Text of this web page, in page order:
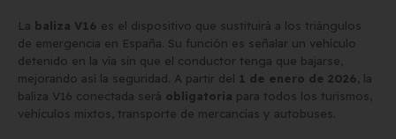
La baliza V16 es el dispositivo que sustituirá a los triángulos
de emergencia en España. Su función es señalar un vehículo
detenido en la vía sin que el conductor tenga que bajarse,
mejorando así la seguridad. A partir del 1 de enero de 2026 , la
baliza V16 conectada será obligatoria para todos los turismos,
vehículos mixtos, transporte de mercancías y autobuses.